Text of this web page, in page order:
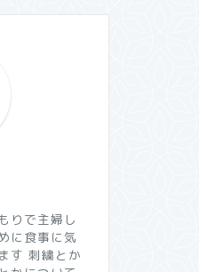
りで主婦し
に食事に気
す 刺繍とか